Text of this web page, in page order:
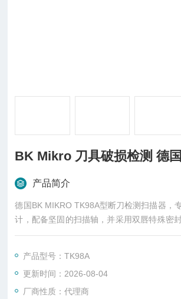
BK Mikro 刀具破损检测 德国
产品简介
德国BK MIKRO TK98A型断刀检测扫描器，
计，配备坚固的扫描轴，并采用双唇特殊密
侵蚀性冷却剂、灰尘和碎屑的影响。
额外的调整辅助即可轻松组装。
产品型号：TK98A
更新时间：2026-08-04
厂商性质：代理商